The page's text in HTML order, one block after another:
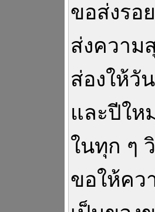
ขอส่งรอย
ส่งความ
ส่องให้วัน
และปีให
ในทุก ๆ
ขอให้คว